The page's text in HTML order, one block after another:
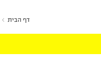
דף הבית